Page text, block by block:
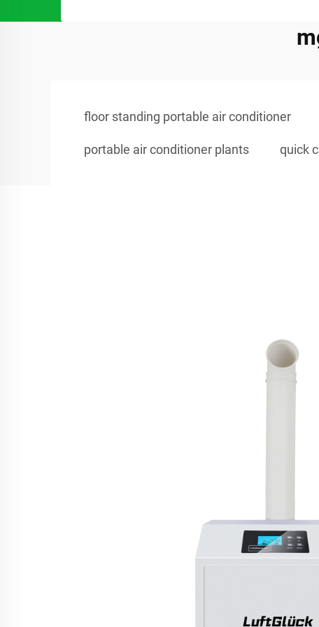
floor standing portable air conditioner
portable air conditioner plants quick